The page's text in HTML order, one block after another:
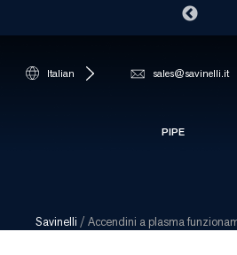
Italian sales@savinelli.it
PIPE
Savinelli / Accendini a plasma